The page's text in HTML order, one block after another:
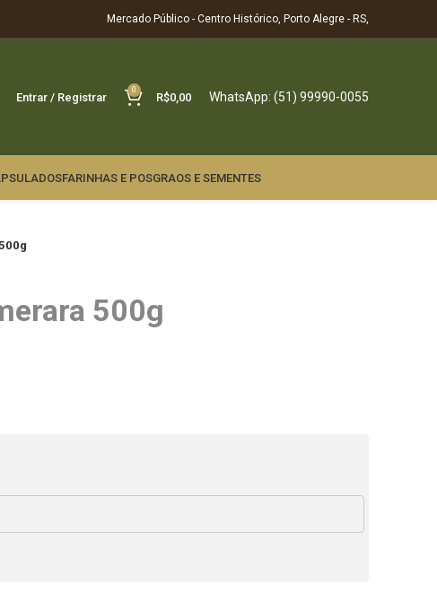
Mercado Público - Centro Histórico, Porto Alegre - RS,
Entrar / Registrar
0
R$0,00 WhatsApp: (51) 99990-0055
FARINHAS E POSGRAOS E SEMENTES
500g